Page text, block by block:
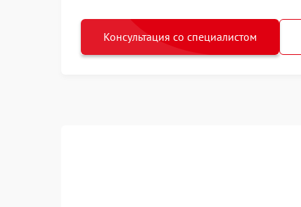
Консультация со специалистом